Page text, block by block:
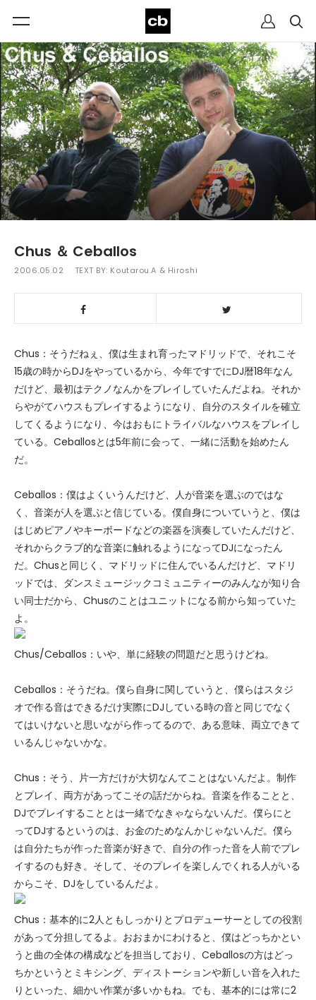
Chus ＆ Ceballos
2006.05.02 TEXT BY: Koutarou.A & Hiroshi
Chus：そうだねぇ、僕は生まれ育ったマドリッドで、それこそ
15歳の時からDJをやっているから、今年ですでにDJ暦18年なん
だけど、最初はテクノなんかをプレイしていたんだよね。それか
らやがてハウスもプレイするようになり、自分のスタイルを確立
してくるようになり、今はおもにトライバルなハウスをプレイし
ている。Ceballosとは5年前に会って、一緒に活動を始めたん
だ。
Ceballos：僕はよくいうんだけど、人が音楽を選ぶのではな
く、音楽が人を選ぶと信じている。僕自身についていうと、僕は
はじめピアノやキーボードなどの楽器を演奏していたんだけど、
それからクラブ的な音楽に触れるようになってDJになったん
だ。Chusと同じく、マドリッドに住んでいるんだけど、マドリ
ッドでは、ダンスミュージックコミュニティーのみんなが知り合
い同士だから、Chusのことはユニットになる前から知っていた
よ。
Chus/Ceballos：いや、単に経験の問題だと思うけどね。
Ceballos：そうだね。僕ら自身に関していうと、僕らはスタジ
オで作る音はできるだけ実際にDJしている時の音と同じでなく
てはいけないと思いながら作ってるので、ある意味、両立できて
いるんじゃないかな。
Chus：そう、片一方だけが大切なんてことはないんだよ。制作
とプレイ、両方があってこその話だからね。音楽を作ることと、
DJでプレイすることとは一緒でなきゃならないんだ。僕らにと
ってDJするというのは、お金のためなんかじゃないんだ。僕ら
は自分たちが作った音楽が好きで、自分の作った音を人前でプレ
イするのも好き。そして、そのプレイを楽しんでくれる人がいる
からこそ、DJをしているんだよ。
Chus：基本的に2人ともしっかりとプロデューサーとしての役割
があって分担してるよ。おおまかにわけると、僕はどっちかとい
うと曲の全体の構成などを担当しており、Ceballosの方はどっ
ちかというとミキシング、ディストーションや新しい音を入れた
りといった、細かい作業が多いかもね。でも、基本的には常に2